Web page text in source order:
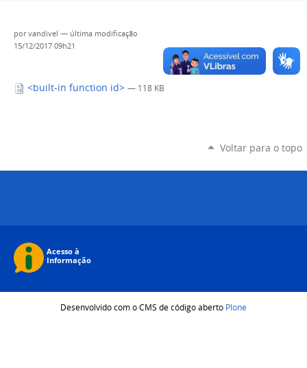
porvandivel — última modificação
15/12/2017 09h21
<built-in function id> — 118 KB
Voltar para o topo
Desenvolvido com o CMS de código aberto Plone